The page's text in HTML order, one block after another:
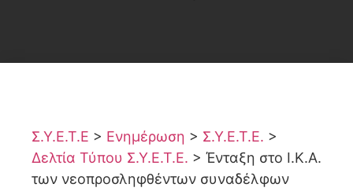
Σ.Υ.Ε.Τ.Ε > Ενημέρωση > Σ.Υ.Ε.Τ.Ε. >
Δελτία Τύπου Σ.Υ.Ε.Τ.Ε. > Ένταξη στο Ι.Κ.Α.
των νεοπροσληφθέντων συναδέλφων